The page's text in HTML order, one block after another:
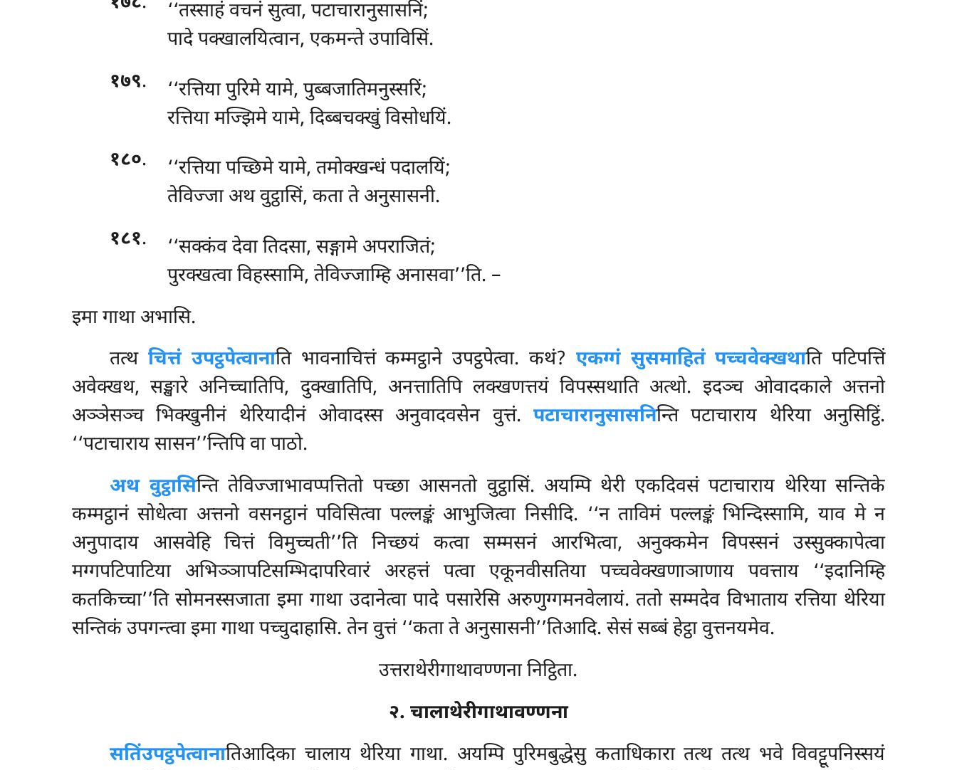
‘‘तस्साहं वचनं सुत्वा, पटाचारानुसासनिं;
पादे पक्खालयित्वान, एकमन्ते उपाविसिं.
१७९. ‘‘रत्तियापुरिमे यामे, पुब्बजातिमनुस्सरिं;
रत्तिया मज्झिमे यामे, दिब्बचक्खुं विसोधयिं.
१८०.
‘‘रत्तिया पच्छिमे यामे, तमोक्खन्धं पदालयिं;
तेविज्जा अथ वुट्ठासिं, कता ते अनुसासनी.
१८१. ‘‘सक्कंवदेवा तिदसा, सङ्गामे अपराजितं;
पुरक्खत्वा विहस्सामि, तेविज्जाम्हि अनासवा’’ति. –
इमागाथा अभासि.
तत्थचित्तं उपट्ठपेत्वानाति भावनाचित्तं कम्मट्ठाने उपट्ठपेत्वा. कथं? एकग्गं सुसमाहितं पच्चवेक्खथाति पटिपत्तिं
अवेक्खथ, सङ्खारे अनिच्चातिपि, दुक्खातिपि, अनत्तातिपि लक्खणत्तयं विपस्सथाति अत्थो. इदञ्च ओवादकाले अत्तनो
अञ्ञेसञ्च भिक्खुनीनं थेरियादीनं ओवादस्स अनुवादवसेन वुत्तं.पटाचारानुसासनिन्ति पटाचाराय थेरिया अनुसिट्ठिं.
‘‘पटाचाराय सासन’’न्तिपि वा पाठो.
अथ वुट्ठासिन्ति तेविज्जाभावप्पत्तितो पच्छा आसनतो वुट्ठासिं. अयम्पि थेरी एकदिवसं पटाचाराय थेरिया सन्तिके
कम्मट्ठानं सोधेत्वा अत्तनो वसनट्ठानं पविसित्वा पल्लङ्कं आभुजित्वा निसीदि. ‘‘न ताविमं पल्लङ्कं भिन्दिस्सामि, याव मे न
अनुपादाय आसवेहि चित्तं विमुच्चती’’ति निच्छयं कत्वा सम्मसनं आरभित्वा, अनुक्कमेन विपस्सनं उस्सुक्कापेत्वा
मग्गपटिपाटिया अभिञ्ञापटिसम्भिदापरिवारं अरहत्तं पत्वा एकूनवीसतिया पच्चवेक्खणाञाणाय पवत्ताय ‘‘इदानिम्हि
कतकिच्चा’’ति सोमनस्सजाता इमा गाथा उदानेत्वा पादे पसारेसि अरुणुग्गमनवेलायं. ततो सम्मदेव विभाताय रत्तिया थेरिया
सन्तिकं उपगन्त्वा इमा गाथा पच्चुदाहासि. तेन वुत्तं ‘‘कता ते अनुसासनी’’तिआदि. सेसं सब्बं हेट्ठा वुत्तनयमेव.
उत्तराथेरीगाथावण्णना निट्ठिता.
२. चालाथेरीगाथावण्णना
सतिंउपट्ठपेत्वानातिआदिका चालाय थेरिया गाथा. अयम्पि पुरिमबुद्धेसु कताधिकारा तत्थ तत्थ भवे विवट्टूपनिस्सयं